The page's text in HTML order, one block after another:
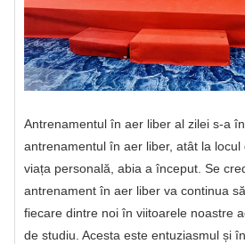
Antrenamentul în aer liber al zilei s-a
antrenamentul în aer liber, atât la locul
viața personală, abia a început. Se
antrenament în aer liber va continua
fiecare dintre noi în viitoarele noastre
de studiu. Acesta este entuziasmul și